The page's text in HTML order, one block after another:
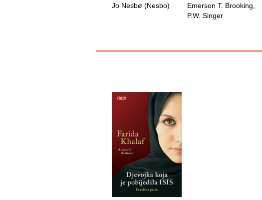
Jo Nesbø (Nesbo)
Emerson T. Brooking,
P.W. Singer